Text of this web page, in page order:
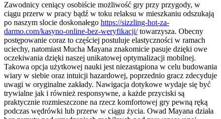
Zawodnicy ceniący osobiście możliwość gry przy przygody, w
ciągu przerw w pracy bądź w toku relaksu w mieszkaniu odszukają
po naszym slocie doskonałego https://sizzling-hot-za-
darmo.com/kasyno-online-bez-weryfikacji/towarzysza. Obecny
postępowanie coraz to częściej postuluje elastyczności w ramach
uciechy, natomiast Mucha Mayana znakomicie pasuje dzięki owe
oczekiwania dzięki naszej unikatowej optymalizacji mobilnej.
Takowa opcja użytkowej nauki jest niezastąpiona w celu budowania
wiary w siebie oraz intuicji hazardowej, poprzednio gracz zdecyduje
uwagi w oryginalne zakłady. Nawigacja dotykowe wydaje się być
trywialne jak i również responsywne, a każde przyciski są
praktycznie rozmieszczone na rzecz komfortowej gry pewną ręką
podczas wędrówki lub przerw w ciągu życia. Owad Mayana działa